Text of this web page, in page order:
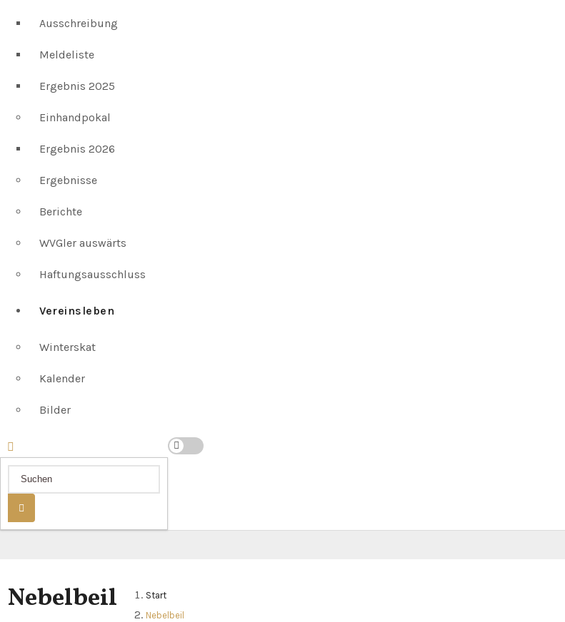
Ausschreibung
Meldeliste
Ergebnis 2025
Einhandpokal
Ergebnis 2026
Ergebnisse
Berichte
WVGler auswärts
Haftungsausschluss
Vereinsleben
Winterskat
Kalender
Bilder
Nebelbeil
Start
Nebelbeil